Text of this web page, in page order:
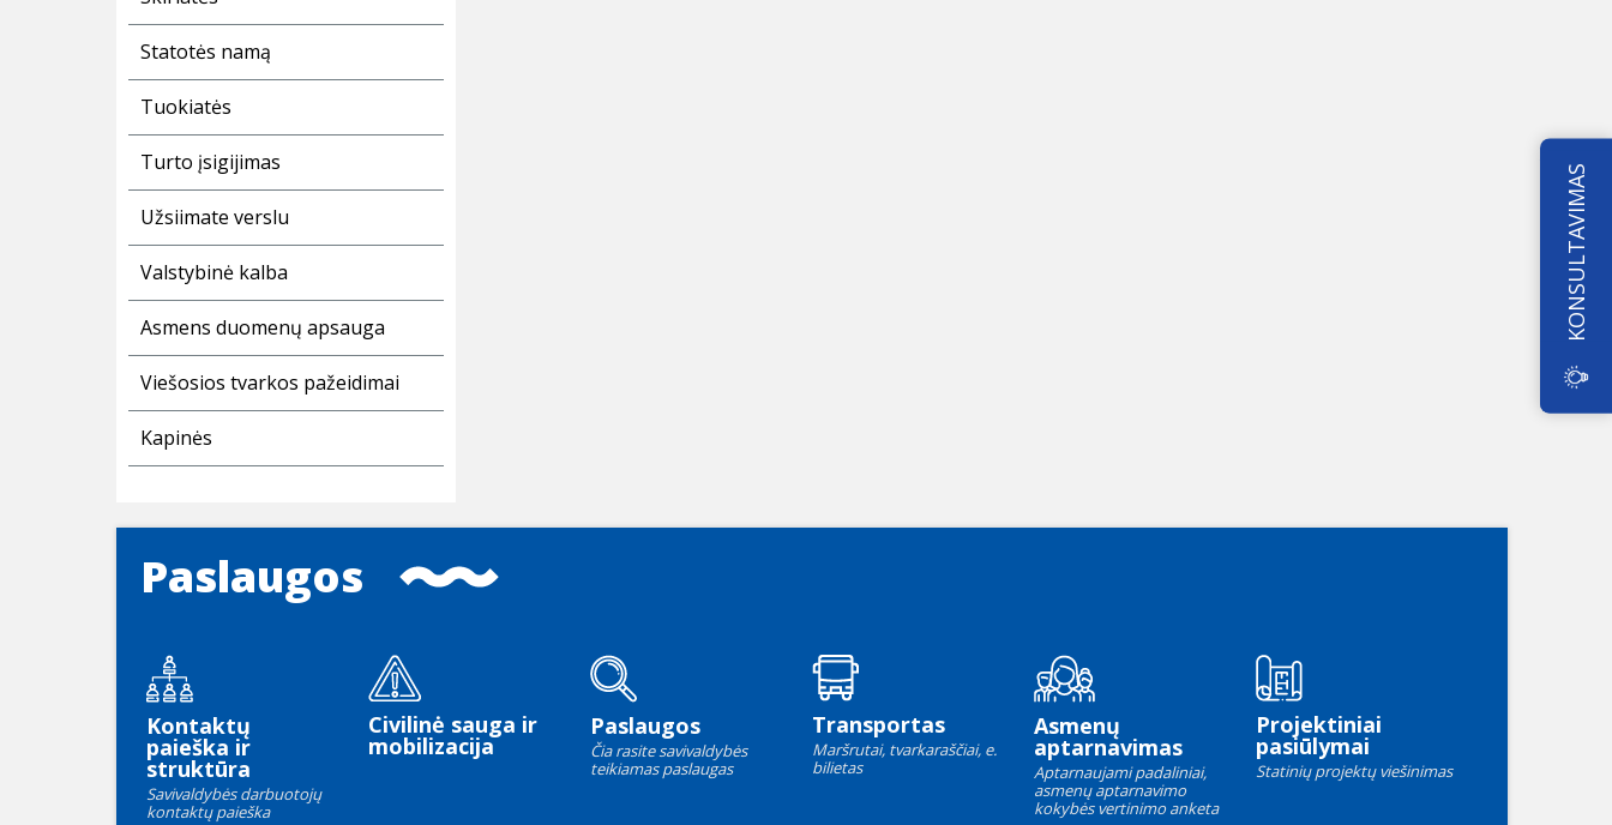
Statotės namą
Tuokiatės
Turto įsigijimas
Užsiimate verslu
Valstybinė kalba
Asmens duomenų apsauga
Viešosios tvarkos pažeidimai
Kapinės
Paslaugos
Kontaktų
paieška ir
struktūra
Savivaldybės darbuotojų
kontaktų paieška
Civilinė sauga ir
mobilizacija
Paslaugos
Čia rasite savivaldybės
teikiamas paslaugas
Transportas
Maršrutai, tvarkaraščiai, e.
bilietas
Asmenų
aptarnavimas
Aptarnaujami padaliniai,
asmenų aptarnavimo
kokybės vertinimo anketa
Projektiniai
pasiūlymai
Statinių projektų viešinimas
KONSULTAVIMAS